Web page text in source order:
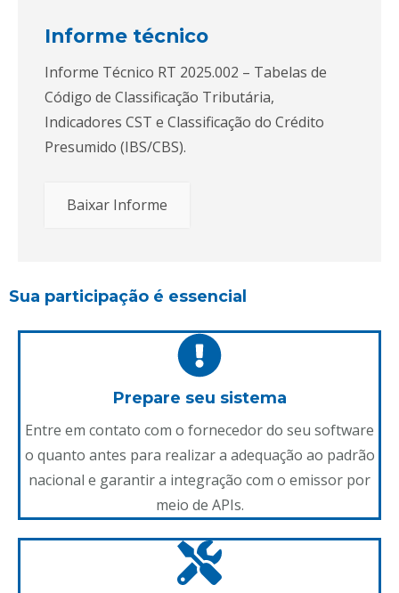
Informe técnico
Informe Técnico RT 2025.002 – Tabelas de
Código de Classificação Tributária,
Indicadores CST e Classificação do Crédito
Presumido (IBS/CBS).
Baixar Informe
Sua participação é essencial
Prepare seu sistema
Entre em contato com o fornecedor do seu software
o quanto antes para realizar a adequação ao padrão
nacional e garantir a integração com o emissor por
meio de APIs.